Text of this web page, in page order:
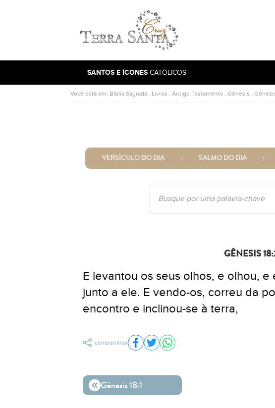
Ir para a página inicial
SANTOS E ÍCONES CATÓLICOS
Você está em: Bíblia Sagrada . Livros . Antigo Testamento . Gênesis .
VERSÍCULO DO DIA SALMO DO DIA
GÊNESIS
E levantou os seus olhos, e olhou,
junto a ele. E vendo-os, correu da
encontro e inclinou-se à terra,
compartilhar Compartilhar no Facebook
Compartilhar no Twitter
Compartilhar no WhatsApp
Gênesis 18:1